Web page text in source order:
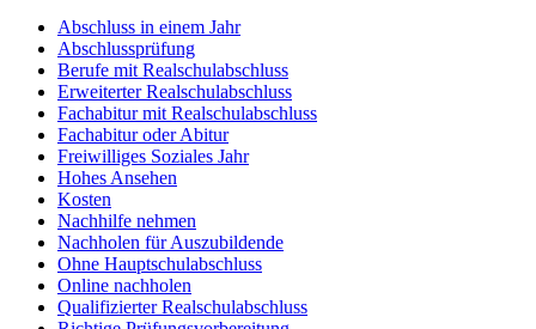
Abschluss in einem Jahr
Abschlussprüfung
Berufe mit Realschulabschluss
Erweiterter Realschulabschluss
Fachabitur mit Realschulabschluss
Fachabitur oder Abitur
Freiwilliges Soziales Jahr
Hohes Ansehen
Kosten
Nachhilfe nehmen
Nachholen für Auszubildende
Ohne Hauptschulabschluss
Online nachholen
Qualifizierter Realschulabschluss